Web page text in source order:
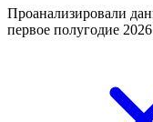
Проанализировали
первое полугодие